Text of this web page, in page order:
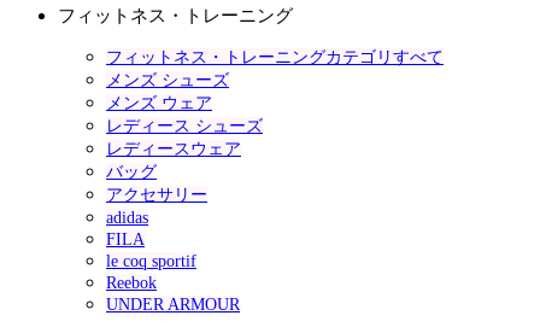
フィットネス・トレーニング
フィットネス・トレーニングカテゴリすべて
メンズ シューズ
メンズ ウェア
レディース シューズ
レディースウェア
バッグ
アクセサリー
adidas
FILA
le coq sportif
Reebok
UNDER ARMOUR